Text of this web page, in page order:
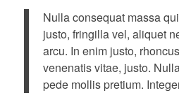
Nulla consequat massa
justo, fringilla vel, aliquet
arcu. In enim justo,
venenatis vitae, justo.
pede mollis pretium.